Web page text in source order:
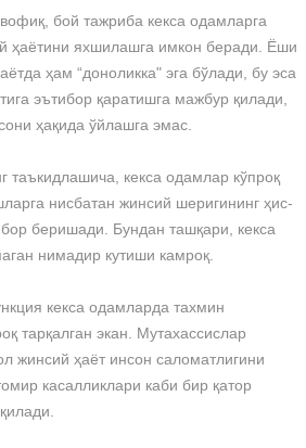
бой тажриба кекса одамларга
ҳаётини яхшилашга имкон беради. Ёши
ҳам “доноликка" эга бўлади, бу эса
эътибор қаратишга мажбур қилади,
ҳақида ўйлашга эмас.
таъкидлашича, кекса одамлар кўпроқ
нисбатан жинсий шеригининг ҳис-
беришади. Бундан ташқари, кекса
нимадир кутиши камроқ.
кекса одамларда тахмин
тарқалган экан. Мутахассислар
жинсий ҳаёт инсон саломатлигини
касалликлари каби бир қатор